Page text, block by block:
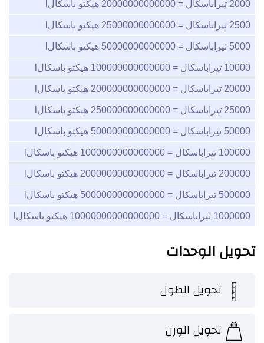
2000 تيراباسكال = 20000000000000 هيكتو باسكالl
2500 تيراباسكال = 25000000000000 هيكتو باسكالl
5000 تيراباسكال = 50000000000000 هيكتو باسكالl
10000 تيراباسكال = 100000000000000 هيكتو باسكالl
20000 تيراباسكال = 200000000000000 هيكتو باسكالl
25000 تيراباسكال = 250000000000000 هيكتو باسكالl
50000 تيراباسكال = 500000000000000 هيكتو باسكالl
100000 تيراباسكال = 1000000000000000 هيكتو باسكالl
200000 تيراباسكال = 2000000000000000 هيكتو باسكالl
500000 تيراباسكال = 5000000000000000 هيكتو باسكالl
1000000 تيراباسكال = 10000000000000000 هيكتو باسكالl
تحويل الوحدات
تحويل الطول
تحويل الوزن